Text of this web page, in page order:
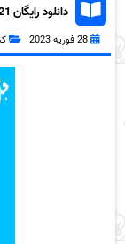
دانلود رایگان 121 فرمول انتگرال گیری به همراه pdf
28 فوریه 2023